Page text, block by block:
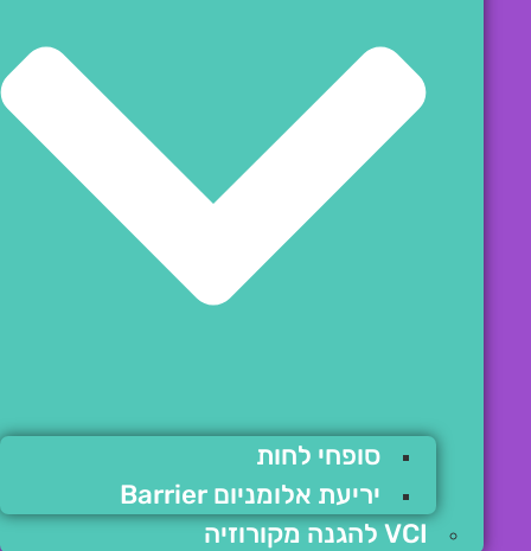
סופחי לחות
יריעת אלומניום Barrier
VCI להגנה מקורוזיה